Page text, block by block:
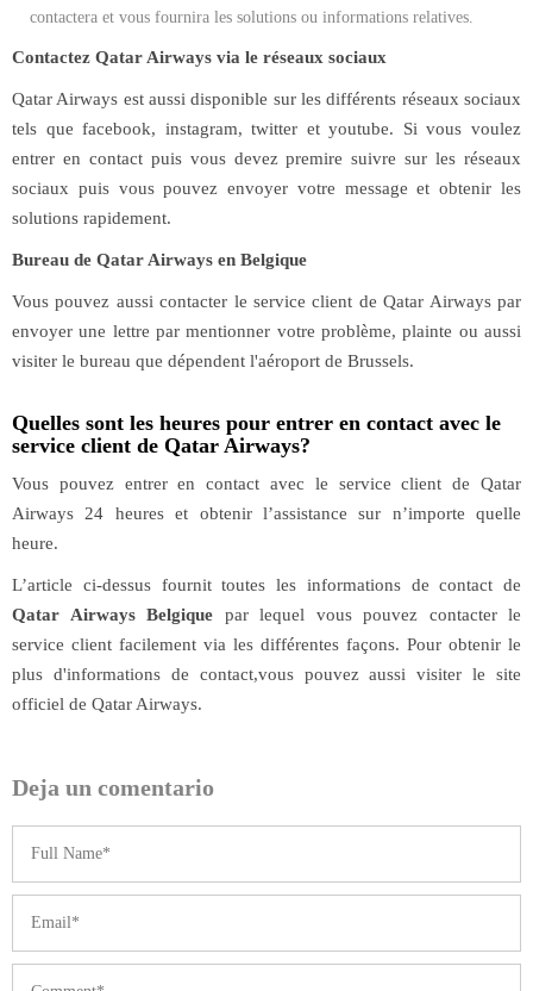
contactera et vous fournira les solutions ou informations relatives.
Contactez Qatar Airways via le réseaux sociaux
Qatar Airways est aussi disponible sur les différents réseaux sociaux
tels que facebook, instagram, twitter et youtube. Si vous voulez
entrer en contact puis vous devez premire suivre sur les réseaux
sociaux puis vous pouvez envoyer votre message et obtenir les
solutions rapidement.
Bureau de Qatar Airways en Belgique
Vous pouvez aussi contacter le service client de Qatar Airways par
envoyer une lettre par mentionner votre problème, plainte ou aussi
visiter le bureau que dépendent l'aéroport de Brussels.
Quelles sont les heures pour entrer en contact avec le
service client de Qatar Airways?
Vous pouvez entrer en contact avec le service client de Qatar
Airways 24 heures et obtenir l’assistance sur n’importe quelle
heure.
L’article ci-dessus fournit toutes les informations de contact de
Qatar Airways Belgique par lequel vous pouvez contacter le
service client facilement via les différentes façons. Pour obtenir le
plus d'informations de contact,vous pouvez aussi visiter le site
officiel de Qatar Airways.
Deja un comentario